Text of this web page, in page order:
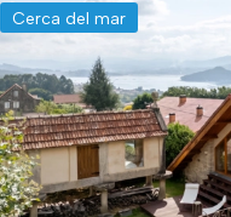
Cerca del mar